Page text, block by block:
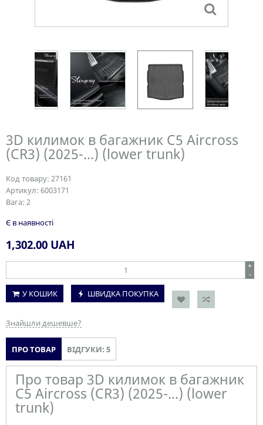
3D килимок в багажник C5 Aircross
(CR3) (2025-...) (lower trunk)
Код товару: 27161
Артикул: 6003171
Вага: 2
Є в наявності
1,302.00 UAH
+
-
У КОШИК
ШВИДКА ПОКУПКА
Знайшли дешевше?
ПРО ТОВАР ВІДГУКИ: 5
Про товар 3D килимок в багажник
C5 Aircross (CR3) (2025-...) (lower
trunk)